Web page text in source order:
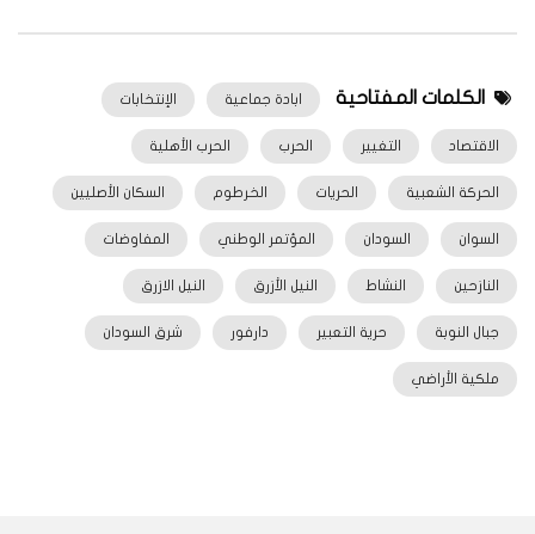
الكلمات المفتاحية ابادة جماعية الإنتخابات
الاقتصاد التغيير الحرب الحرب الأهلية
الحركة الشعبية الحريات الخرطوم السكان الأصليين
السوان السودان المؤتمر الوطني المفاوضات
النازحين النشاط النيل الأزرق النيل الازرق
جبال النوبة حرية التعبير دارفور شرق السودان
ملكية الأراضي